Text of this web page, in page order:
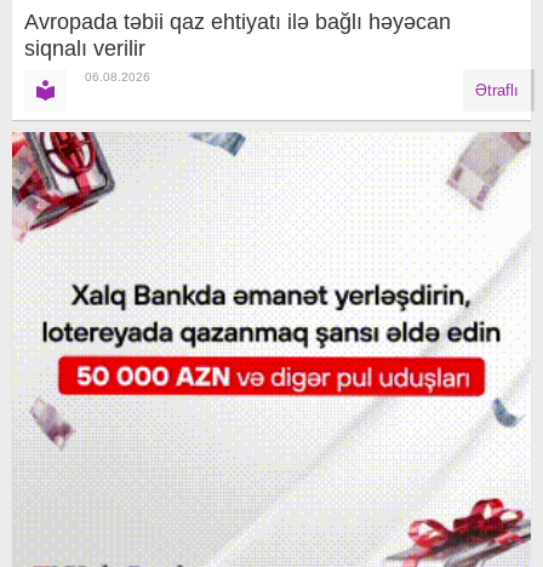
Avropada təbii qaz ehtiyatı ilə bağlı həyəcan
siqnalı verilir
06.08.2026
Ətraflı